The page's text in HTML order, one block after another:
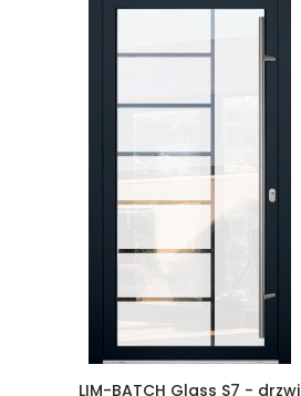
LIM-BATCH Glass S7 - drzwi